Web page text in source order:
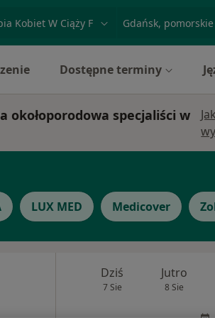
badanie lub nazwiskomiasto lub
Dostępne terminy
specjaliści w
LUX MED Medicover
Dziś
7 Sie
Jutro
8 Sie